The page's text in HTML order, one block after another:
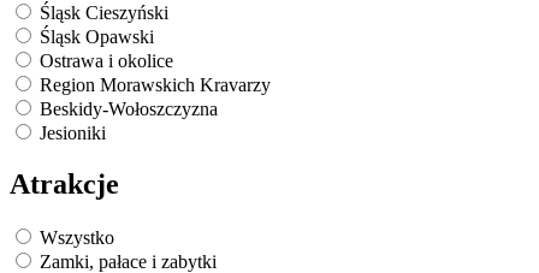
Śląsk Cieszyński
Śląsk Opawski
Ostrawa i okolice
Region Morawskich Kravarzy
Beskidy-Wołoszczyzna
Jesioniki
Atrakcje
Wszystko
Zamki, pałace i zabytki